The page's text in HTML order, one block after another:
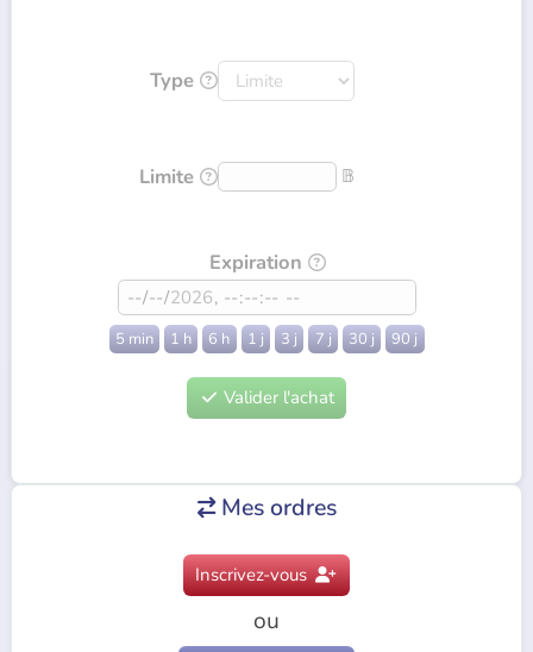
Type 
Limite  𝔹
Expiration 
5 min 1 h 6 h 1 j 3 j 7 j 30 j 90 j
 Valider l'achat
Mes ordres
Inscrivez-vous
ou